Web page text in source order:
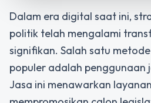
Dalam era digital saat ini,
politik telah mengalami
signifikan. Salah satu
populer adalah penggunaan
Jasa ini menawarkan